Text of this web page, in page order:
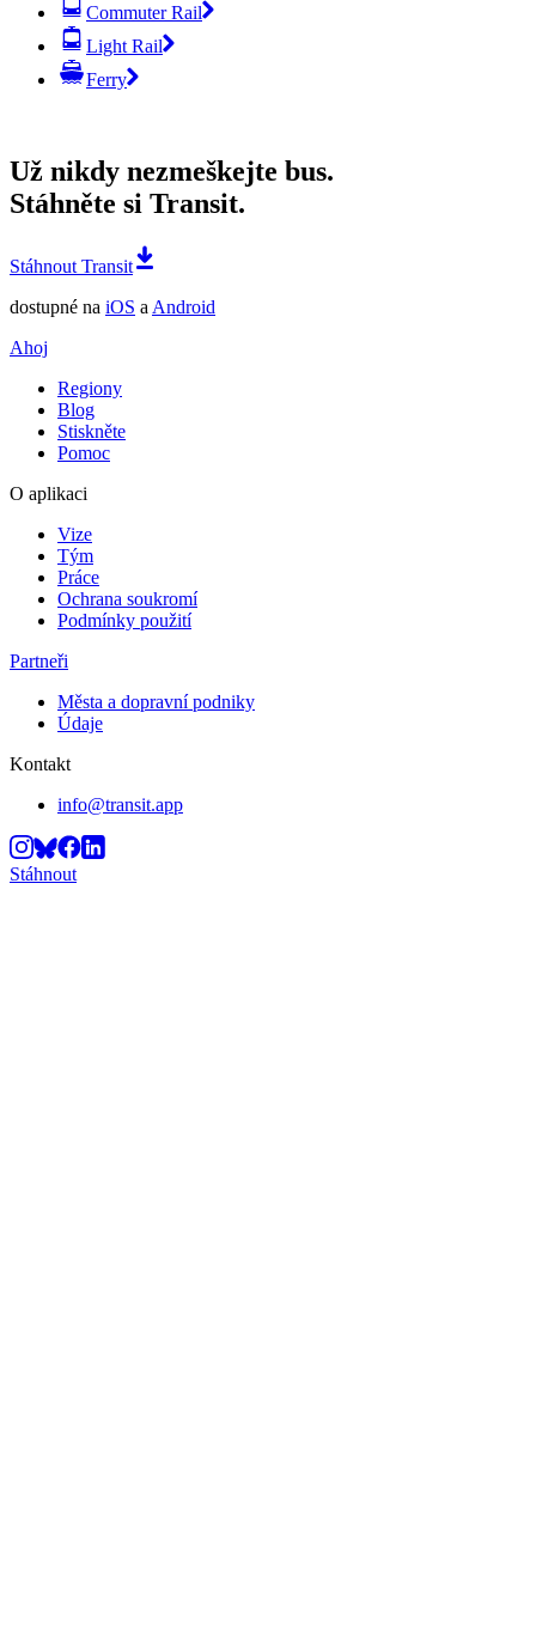
Commuter Rail
Light Rail
Ferry
Už nikdy nezmeškejte bus.
Stáhněte si Transit.
Stáhnout Transit
dostupné na iOS a Android
Ahoj
Regiony
Blog
Stiskněte
Pomoc
O aplikaci
Vize
Tým
Práce
Ochrana soukromí
Podmínky použití
Partneři
Města a dopravní podniky
Údaje
Kontakt
info@transit.app
Stáhnout